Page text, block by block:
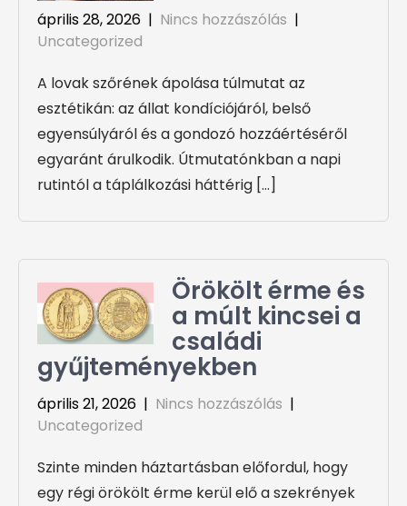
április 28, 2026 | Nincs hozzászólás |
Uncategorized
A lovak szőrének ápolása túlmutat az
esztétikán: az állat kondíciójáról, belső
egyensúlyáról és a gondozó hozzáértéséről
egyaránt árulkodik. Útmutatónkban a napi
rutintól a táplálkozási háttérig […]
Örökölt érme és
a múlt kincsei a
családi
gyűjteményekben
április 21, 2026 | Nincs hozzászólás |
Uncategorized
Szinte minden háztartásban előfordul, hogy
egy régi örökölt érme kerül elő a szekrények